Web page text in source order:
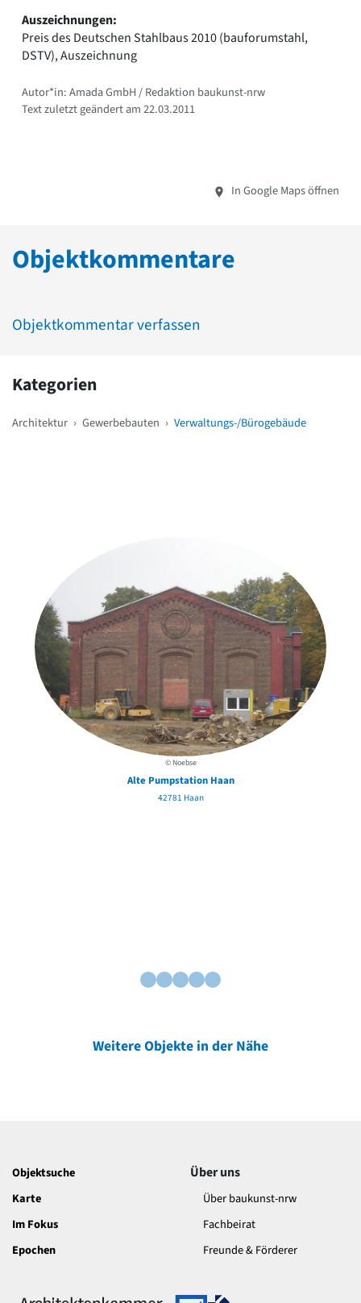
Auszeichnungen:
Preis des Deutschen Stahlbaus 2010 (bauforumstahl,
DSTV), Auszeichnung
Autor*in: Amada GmbH / Redaktion baukunst-nrw
Text zuletzt geändert am 22.03.2011
In Google Maps öffnen
Objektkommentare
Objektkommentar verfassen
Kategorien
Architektur › Gewerbebauten › Verwaltungs-/Bürogebäude
© Noebse
Alte Pumpstation Haan
42781 Haan
Weitere Objekte in der Nähe
Objektsuche
Karte
Im Fokus
Epochen
Über uns
Über baukunst-nrw
Fachbeirat
Freunde & Förderer